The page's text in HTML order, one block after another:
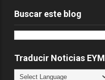
Buscar este blog
Traducir Noticias EYM